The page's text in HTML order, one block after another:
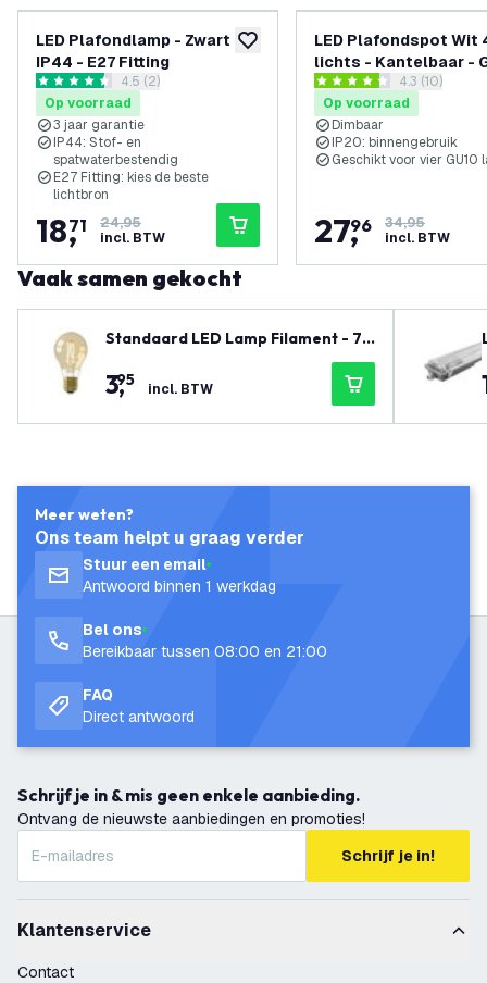
toevoegen aan verlanglijst
LED Plafondlamp - Zwart -
IP44 - E27 Fitting
reviews drawer openen
4.5 score sterren4.5 (2)
Op voorraad
3 jaar garantie
IP44: Stof- en
spatwaterbestendig
E27 Fitting: kies de beste
lichtbron
18,
71
24,95
incl. BTW
LED Plafondspot Wit
lichts - Kantelbaar -
Fitting
reviews
4.3 score sterren4.3 (10)
Op voorraad
Dimbaar
IP20: binnengebruik
Geschikt voor vier GU10
27,
96
34,95
incl. BTW
Vaak samen gekocht
Standaard LED Lamp Filament - 7.5
3,
95 incl. BTW
Meer weten?
Ons team helpt u graag verder
Stuur een email
Antwoord binnen 1 werkdag
Bel ons
Bereikbaar tussen 08:00 en 21:00
FAQ
Direct antwoord
Schrijf je in & mis geen enkele aanbieding.
Ontvang de nieuwste aanbiedingen en promoties!
Schrijf je in!
Klantenservice
Contact